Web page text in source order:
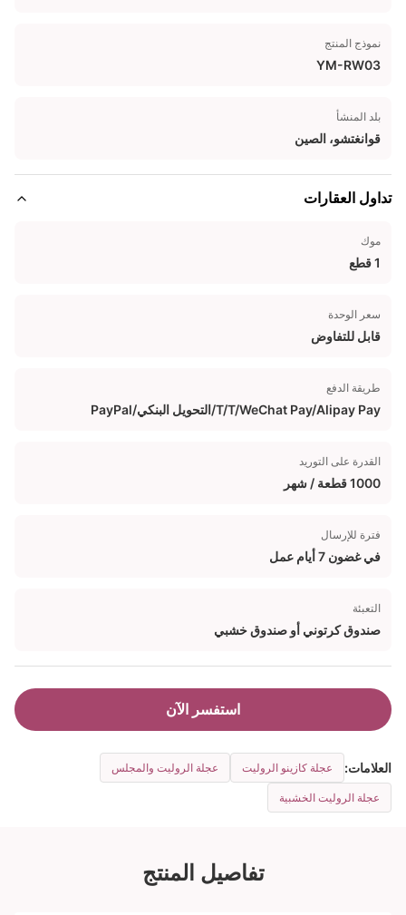
نموذج المنتج
YM-RW03
بلد المنشأ
قوانغتشو، الصين
تداول العقارات
موك
1 قطع
سعر الوحدة
قابل للتفاوض
طريقة الدفع
T/T/WeChat Pay/Alipay Pay/التحويل البنكي/PayPal
القدرة على التوريد
1000 قطعة / شهر
فترة للإرسال
في غضون 7 أيام عمل
التعبئة
صندوق كرتوني أو صندوق خشبي
استفسر الآن
العلامات: عجلة كازينو الروليت عجلة الروليت والمجلس
عجلة الروليت الخشبية
تفاصيل المنتج